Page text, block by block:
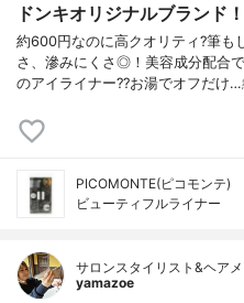
ドンキオリジナルブランド！
約600円なのに高クオリティ?筆も
さ、滲みにくさ◎！美容成分配合
のアイライナー??お湯でオフだけ…
PICOMONTE(ピコモンテ)
ビューティフルライナー
サロンスタイリスト&ヘアメ
yamazoe